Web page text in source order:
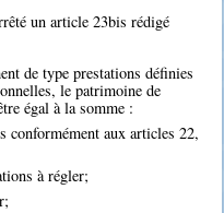
un article 23bis rédigé
de type prestations définies
le patrimoine de
égal à la somme :
conformément aux articles 22,
à régler;